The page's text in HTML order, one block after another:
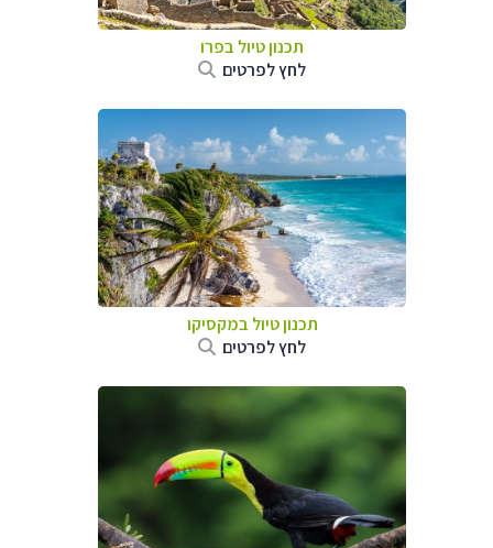
תכנון טיול בפרו
לחץ לפרטים
תכנון טיול במקסיקו
לחץ לפרטים